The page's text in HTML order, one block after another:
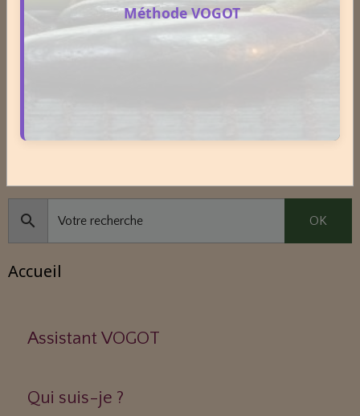
Prendre RDV en ligne
OK
Accueil
Assistant VOGOT
Qui suis-je ?
Méthode VOGOT